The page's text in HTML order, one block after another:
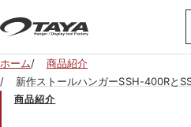
ホーム
商品紹介
新作ストールハンガーSSH-400Rと
商品紹介